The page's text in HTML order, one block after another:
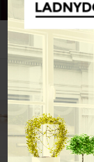
Zabezpieczenia